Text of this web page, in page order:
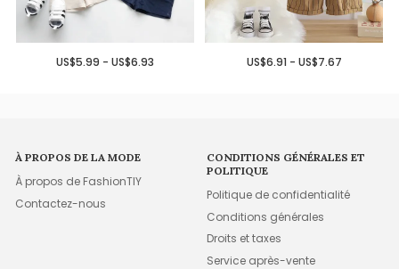
US$5.99 - US$6.93 US$6.91 - US$7.67
À PROPOS DE LA MODE
À propos de FashionTIY
Contactez-nous
CONDITIONS GÉNÉRALES ET
POLITIQUE
Politique de confidentialité
Conditions générales
Droits et taxes
Service après-vente